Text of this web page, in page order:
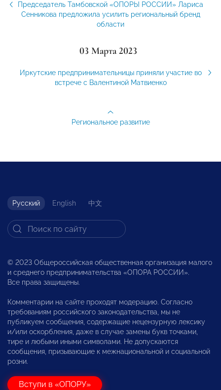
Председатель Тамбовской «ОПОРЫ РОССИИ» Лариса
Сенникова предложила усилить региональный бренд
области
03 Марта 2023
Иркутские предпринимательницы приняли участие во
встрече с Валентиной Матвиенко
Региональное развитие
Русский English 中文
© 2023 Общероссийская общественная организация малого
и среднего предпринимательства «ОПОРА РОССИИ».
Все права защищены.
Комментарии на сайте проходят модерацию. Согласно
требованиям российского законодательства, мы не
публикуем сообщения, содержащие нецензурную лексику
и/или оскорбления, даже в случае замены букв точками,
тире и любыми иными символами. Не допускаются
сообщения, призывающие к межнациональной и социальной
розни.
Вступи в «ОПОРУ»